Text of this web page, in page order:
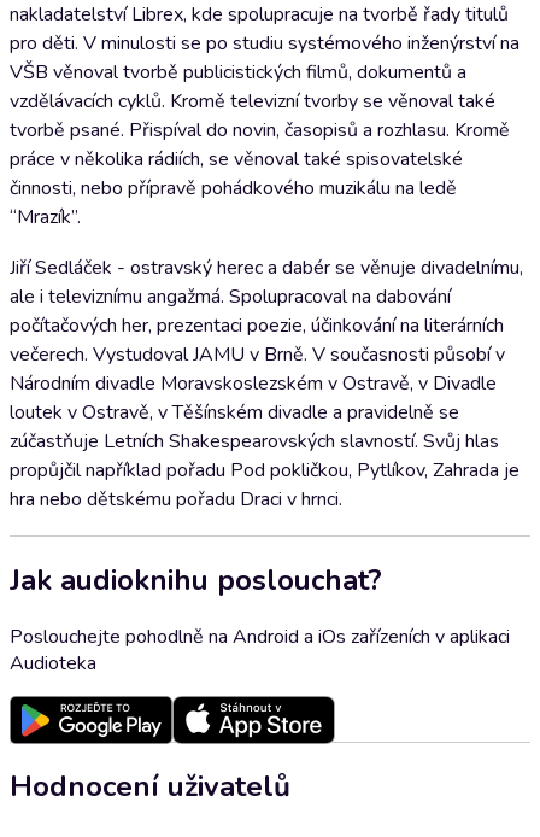
nakladatelství Librex, kde spolupracuje na tvorbě řady titulů
pro děti. V minulosti se po studiu systémového inženýrství na
VŠB věnoval tvorbě publicistických filmů, dokumentů a
vzdělávacích cyklů. Kromě televizní tvorby se věnoval také
tvorbě psané. Přispíval do novin, časopisů a rozhlasu. Kromě
práce v několika rádiích, se věnoval také spisovatelské
činnosti, nebo přípravě pohádkového muzikálu na ledě
“Mrazík”.
Jiří Sedláček - ostravský herec a dabér se věnuje divadelnímu,
ale i televiznímu angažmá. Spolupracoval na dabování
počítačových her, prezentaci poezie, účinkování na literárních
večerech. Vystudoval JAMU v Brně. V současnosti působí v
Národním divadle Moravskoslezském v Ostravě, v Divadle
loutek v Ostravě, v Těšínském divadle a pravidelně se
zúčastňuje Letních Shakespearovských slavností. Svůj hlas
propůjčil například pořadu Pod pokličkou, Pytlíkov, Zahrada je
hra nebo dětskému pořadu Draci v hrnci.
Jak audioknihu poslouchat?
Poslouchejte pohodlně na Android a iOs zařízeních v aplikaci
Audioteka
Hodnocení uživatelů